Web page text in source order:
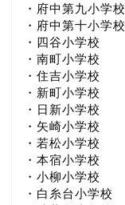
・府中第九小学校
・府中第十小学校
・四谷小学校
・南町小学校
・住吉小学校
・新町小学校
・日新小学校
・矢崎小学校
・若松小学校
・本宿小学校
・小柳小学校
・白糸台小学校